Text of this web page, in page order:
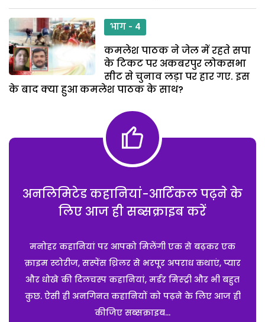
भाग - 4
कमलेश पाठक ने जेल में रहते सपा
के टिकट पर अकबरपुर लोकसभा
सीट से चुनाव लड़ा पर हार गए. इस
के बाद क्या हुआ कमलेश पाठक के साथ?
अनलिमिटेड कहानियां-आर्टिकल पढ़ने के
लिए आज ही सब्सक्राइब करें
मनोहर कहानियां पर आपको मिलेंगी एक से बढ़कर एक
क्राइम स्टोरीज, सस्पेंस थ्रिलर से भरपूर अपराध कथाएं, प्यार
और धोखे की दिलचस्प कहानियां, मर्डर मिस्ट्री और भी बहुत
कुछ. ऐसी ही अनगिनत कहानियों को पढ़ने के लिए आज ही
कीजिए सब्सक्राइब...